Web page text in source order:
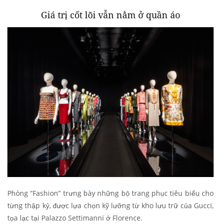
Giá trị cốt lõi vẫn nằm ở quần áo
Phòng “Fashion” trưng bày những bộ trang phục tiêu biểu cho
từng thập kỷ, được lựa chọn kỹ lưỡng từ kho lưu trữ của Gucci,
tọa lạc tại Palazzo Settimanni ở Florence.